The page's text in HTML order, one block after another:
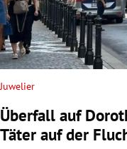
Untermenü
Juwelier
Überfall auf
Täter auf der